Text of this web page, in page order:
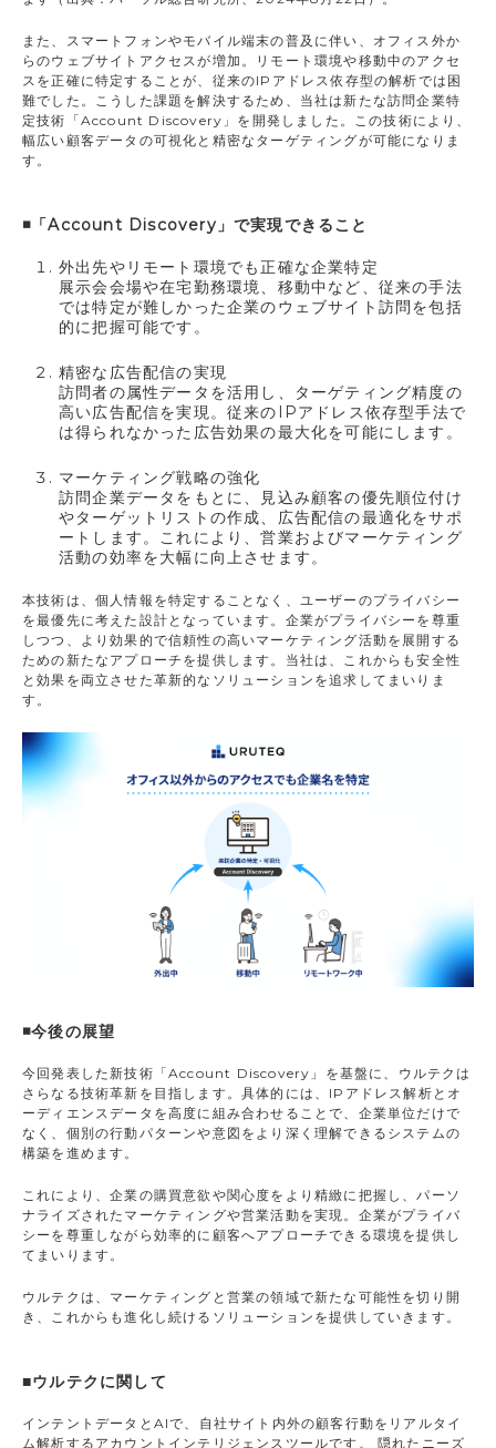
また、スマートフォンやモバイル端末の普及に伴い、オフィス外か
らのウェブサイトアクセスが増加。リモート環境や移動中のアクセ
スを正確に特定することが、従来のIPアドレス依存型の解析では困
難でした。こうした課題を解決するため、当社は新たな訪問企業特
定技術「Account Discovery」を開発しました。この技術により、
幅広い顧客データの可視化と精密なターゲティングが可能になりま
す。
◾️「Account Discovery」で実現できること
外出先やリモート環境でも正確な企業特定
展示会会場や在宅勤務環境、移動中など、従来の手法
では特定が難しかった企業のウェブサイト訪問を包括
的に把握可能です。
精密な広告配信の実現
訪問者の属性データを活用し、ターゲティング精度の
高い広告配信を実現。従来のIPアドレス依存型手法で
は得られなかった広告効果の最大化を可能にします。
マーケティング戦略の強化
訪問企業データをもとに、見込み顧客の優先順位付け
やターゲットリストの作成、広告配信の最適化をサポ
ートします。これにより、営業およびマーケティング
活動の効率を大幅に向上させます。
本技術は、個人情報を特定することなく、ユーザーのプライバシー
を最優先に考えた設計となっています。企業がプライバシーを尊重
しつつ、より効果的で信頼性の高いマーケティング活動を展開する
ための新たなアプローチを提供します。当社は、これからも安全性
と効果を両立させた革新的なソリューションを追求してまいりま
す。
◾️今後の展望
今回発表した新技術「Account Discovery」を基盤に、ウルテクは
さらなる技術革新を目指します。具体的には、IPアドレス解析とオ
ーディエンスデータを高度に組み合わせることで、企業単位だけで
なく、個別の行動パターンや意図をより深く理解できるシステムの
構築を進めます。
これにより、企業の購買意欲や関心度をより精緻に把握し、パーソ
ナライズされたマーケティングや営業活動を実現。企業がプライバ
シーを尊重しながら効率的に顧客へアプローチできる環境を提供し
てまいります。
ウルテクは、マーケティングと営業の領域で新たな可能性を切り開
き、これからも進化し続けるソリューションを提供していきます。
■ウルテクに関して
インテントデータとAIで、自社サイト内外の顧客行動をリアルタイ
ム解析するアカウントインテリジェンスツールです。 隠れたニーズ